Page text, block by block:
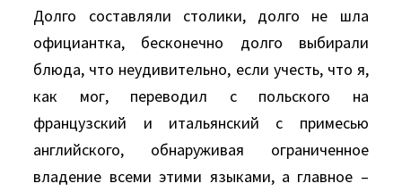
Долго составляли столики, долго не шла
официантка, бесконечно долго выбирали
блюда, что неудивительно, если учесть, что я,
как мог, переводил с польского на
французский и итальянский с примесью
английского, обнаруживая ограниченное
владение всеми этими языками, а главное –